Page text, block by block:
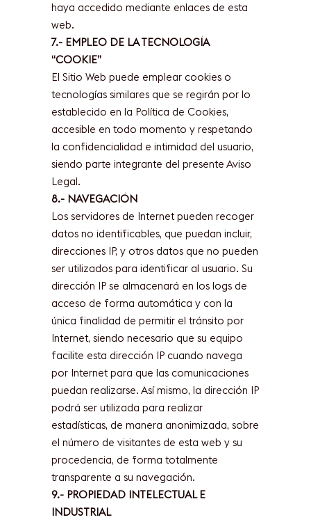
haya accedido mediante enlaces de esta
web.
7.- EMPLEO DE LA TECNOLOGÍA
“COOKIE”
El Sitio Web puede emplear cookies o
tecnologías similares que se regirán por lo
establecido en la Política de Cookies,
accesible en todo momento y respetando
la confidencialidad e intimidad del usuario,
siendo parte integrante del presente Aviso
Legal.
8.- NAVEGACIÓN
Los servidores de Internet pueden recoger
datos no identificables, que puedan incluir,
direcciones IP, y otros datos que no pueden
ser utilizados para identificar al usuario. Su
dirección IP se almacenará en los logs de
acceso de forma automática y con la
única finalidad de permitir el tránsito por
Internet, siendo necesario que su equipo
facilite esta dirección IP cuando navega
por Internet para que las comunicaciones
puedan realizarse. Así mismo, la dirección IP
podrá ser utilizada para realizar
estadísticas, de manera anonimizada, sobre
el número de visitantes de esta web y su
procedencia, de forma totalmente
transparente a su navegación.
9.- PROPIEDAD INTELECTUAL E
INDUSTRIAL